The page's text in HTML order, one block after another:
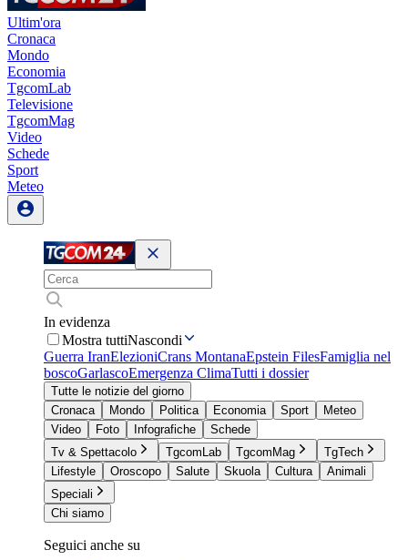
Ultim'ora
Cronaca
Mondo
Economia
TgcomLab
Televisione
TgcomMag
Video
Schede
Sport
Meteo
In evidenza
Mostra tuttiNascondi
Guerra IranElezioniCrans MontanaEpstein FilesFamiglia nel
boscoGarlascoEmergenza ClimaTutti i dossier
Tutte le notizie del giorno
Cronaca
Mondo Politica Economia Sport
Meteo
Video
Foto Infografiche
Schede
Tv & Spettacolo
TgcomLab TgcomMag
TgTech
Lifestyle
Oroscopo Salute Skuola Cultura
Animali
Speciali
Chi siamo
Seguici anche su